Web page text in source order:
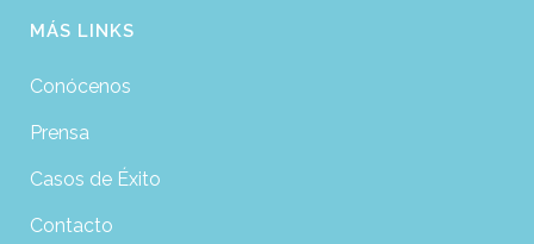
MÁS LINKS
Conócenos
Prensa
Casos de Éxito
Contacto